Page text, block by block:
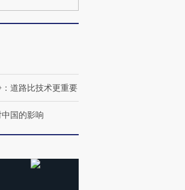
道路比技术更重要
国的影响